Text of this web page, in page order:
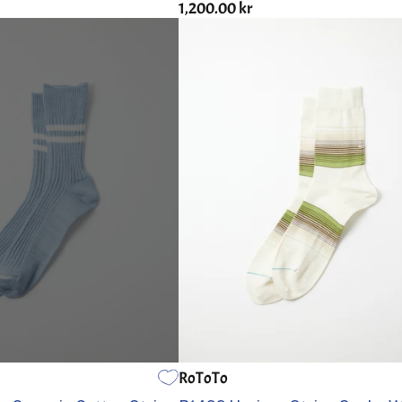
1,200.00 kr
LITEN
RoToTo